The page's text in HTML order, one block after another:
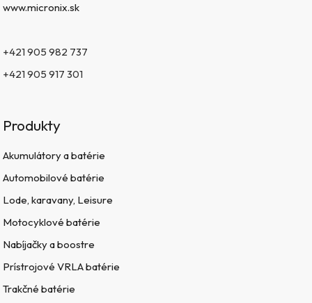
www.micronix.sk
+421 905 982 737
+421 905 917 301
Produkty
Akumulátory a batérie
Automobilové batérie
Lode, karavany, Leisure
Motocyklové batérie
Nabíjačky a boostre
Prístrojové VRLA batérie
Trakčné batérie